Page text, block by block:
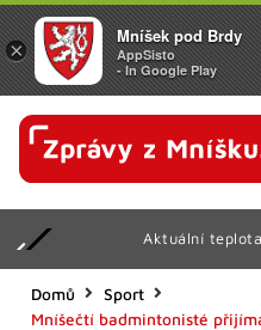
Aktuální
Domů
Sport
Mníšečtí badmintonisté
×
Mníšek pod Brdy
AppSisto
- In Google Play